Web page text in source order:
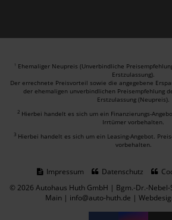
1 Ehemaliger Neupreis (Unverbindliche
Erstzulassung).
Der errechnete Preisvorteil sowie die angegebene
der ehemaligen unverbindlichen Preisempfehlung
Erstzulassung (Neupreis).
2 Hierbei handelt es sich um ein Finanzierungs-
Irrtümer vorbehalten.
3 Hierbei handelt es sich um ein Leasing-Angebot.
vorbehalten.
Impressum Datenschutz
© 2026 Autohaus Huth GmbH | Bgm.-Dr.-
Main | info@auto-huth.de |